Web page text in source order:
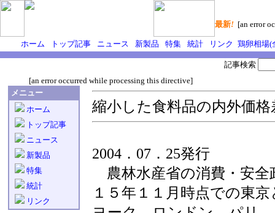
最新! [an error
ホーム トップ記事 ニュース 新製品 特集 統計 リンク 鶏卵相場(
[an error occurred while processing this directive]
記事検索
メニュー
ホーム
トップ記事
ニュース
新製品
特集
統計
リンク
縮小した食料品の内外価
2004．07．25発行
農林水産省の消費・安全
１５年１１月時点での東